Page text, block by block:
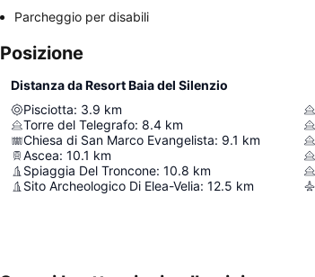
Parcheggio per disabili
Posizione
Distanza da Resort Baia del Silenzio
Pisciotta: 3.9 km
Torre del Telegrafo: 8.4 km
Chiesa di San Marco Evangelista: 9.1 km
Ascea: 10.1 km
Spiaggia Del Troncone: 10.8 km
Sito Archeologico Di Elea-Velia: 12.5 km